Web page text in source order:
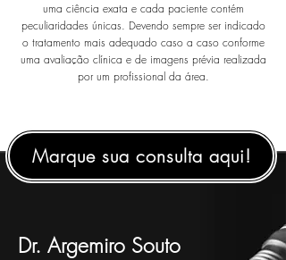
uma ciência exata e cada paciente contém
peculiaridades únicas. Devendo sempre ser indicado
o tratamento mais adequado caso a caso conforme
uma avaliação clínica e de imagens prévia realizada
por um profissional da área.
Marque sua consulta aqui!
Dr. Argemiro Souto